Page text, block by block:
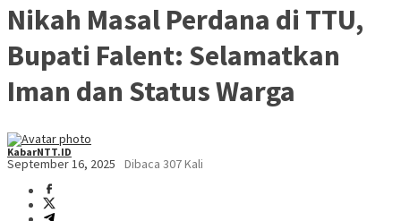
Nikah Masal Perdana di TTU,
Bupati Falent: Selamatkan
Iman dan Status Warga
KabarNTT.ID
September 16, 2025 Dibaca 307 Kali